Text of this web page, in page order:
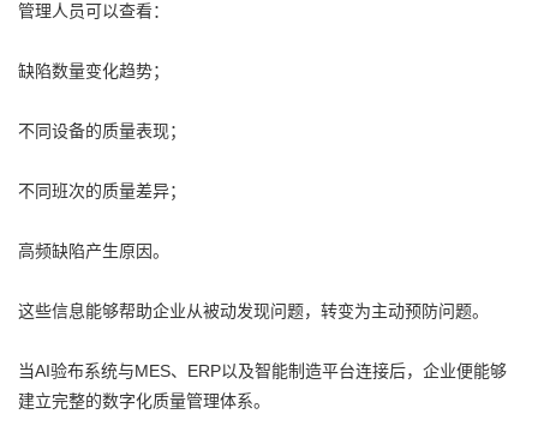
管理人员可以查看：
缺陷数量变化趋势；
不同设备的质量表现；
不同班次的质量差异；
高频缺陷产生原因。
这些信息能够帮助企业从被动发现问题，转变为主动预防问题。
当AI验布系统与MES、ERP以及智能制造平台连接后，企业便能够
建立完整的数字化质量管理体系。